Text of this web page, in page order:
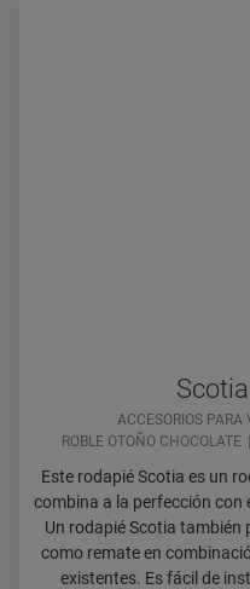
Scotia
ACCESORIOS PARA
ROBLE OTOÑO CHOCOLATE
Este rodapié Scotia es un
combina a la perfección con
Un rodapié Scotia también
como remate en
existentes. Es fácil de